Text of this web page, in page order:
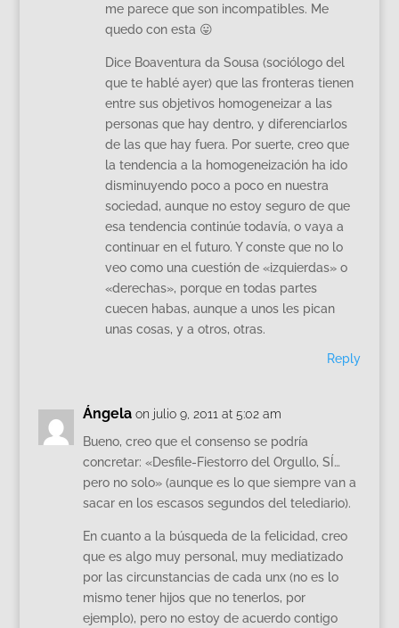
me parece que son incompatibles. Me
quedo con esta 😛
Dice Boaventura da Sousa (sociólogo del
que te hablé ayer) que las fronteras tienen
entre sus objetivos homogeneizar a las
personas que hay dentro, y diferenciarlos
de las que hay fuera. Por suerte, creo que
la tendencia a la homogeneización ha ido
disminuyendo poco a poco en nuestra
sociedad, aunque no estoy seguro de que
esa tendencia continúe todavía, o vaya a
continuar en el futuro. Y conste que no lo
veo como una cuestión de «izquierdas» o
«derechas», porque en todas partes
cuecen habas, aunque a unos les pican
unas cosas, y a otros, otras.
Reply
Ángela on julio 9, 2011 at 5:02 am
Bueno, creo que el consenso se podría
concretar: «Desfile-Fiestorro del Orgullo, SÍ…
pero no solo» (aunque es lo que siempre van a
sacar en los escasos segundos del telediario).
En cuanto a la búsqueda de la felicidad, creo
que es algo muy personal, muy mediatizado
por las circunstancias de cada unx (no es lo
mismo tener hijos que no tenerlos, por
ejemplo), pero no estoy de acuerdo contigo